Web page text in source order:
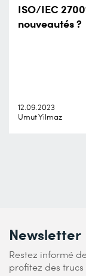
ISO/IEC
nouveautés ?
12.09.2023
Umut Yilmaz
Newsletter
Restez informé
profitez des